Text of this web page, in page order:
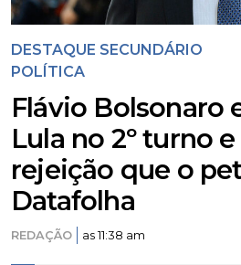
DESTAQUE SECUNDÁRIO
POLÍTICA
Flávio Bolsonaro
Lula no 2º turno
rejeição que o
Datafolha
REDAÇÃO as 11:38 am